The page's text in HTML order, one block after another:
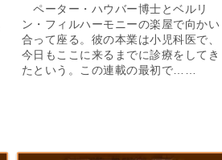
ペーター・ハウバー博士とベルリ
ン・フィルハーモニーの楽屋で向かい
合って座る。彼の本業は小児科医で、
今日もここに来るまでに診療をしてき
たという。この連載の最初で……